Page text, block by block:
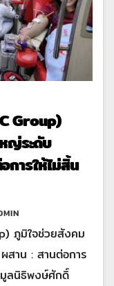
Group)
ญ่ระดับ
การให้ไม่สิ้น
ภูมิใจช่วยสังคม
สาน : สานต่อการ
มูลนิธิพงษ์ศักดิ์